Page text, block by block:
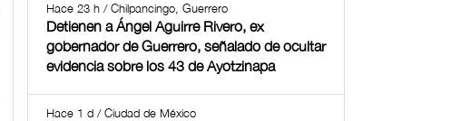
Hace 23 h / Chilpancingo, Guerrero
Detienen a Ángel Aguirre Rivero, ex
gobernador de Guerrero, señalado de ocultar
evidencia sobre los 43 de Ayotzinapa
Hace 1 d / Ciudad de México